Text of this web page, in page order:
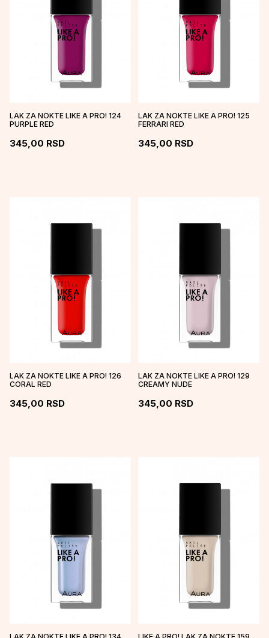
LAK ZA NOKTE LIKE A PRO! 124
PURPLE RED
345,00 RSD
LAK ZA NOKTE LIKE A PRO! 125
FERRARI RED
345,00 RSD
LAK ZA NOKTE LIKE A PRO! 126
CORAL RED
345,00 RSD
LAK ZA NOKTE LIKE A PRO! 129
CREAMY NUDE
345,00 RSD